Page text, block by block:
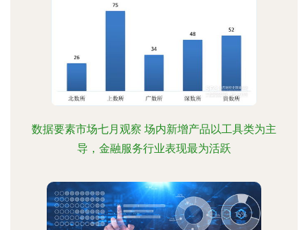
数据要素市场七月观察 场内新增产品以工具类为主
导，金融服务行业表现最为活跃